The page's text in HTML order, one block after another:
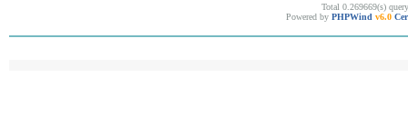
Total 0.269669(s)
Powered by PHPWind v6.0